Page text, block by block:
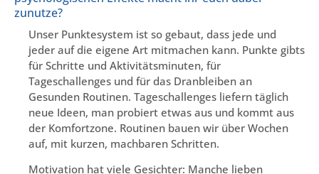
zunutze?
Unser Punktesystem ist so gebaut, dass jede und
jeder auf die eigene Art mitmachen kann. Punkte gibts
für Schritte und Aktivitätsminuten, für
Tageschallenges und für das Dranbleiben an
Gesunden Routinen. Tageschallenges liefern täglich
neue Ideen, man probiert etwas aus und kommt aus
der Komfortzone. Routinen bauen wir über Wochen
auf, mit kurzen, machbaren Schritten.
Motivation hat viele Gesichter: Manche lieben